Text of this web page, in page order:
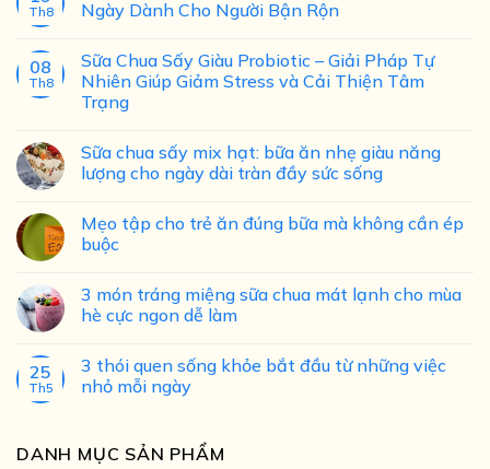
Th8
Ngày Dành Cho Người Bận Rộn
08
Th8
Sữa Chua Sấy Giàu Probiotic – Giải Pháp Tự
Nhiên Giúp Giảm Stress và Cải Thiện Tâm
Trạng
Sữa chua sấy mix hạt: bữa ăn nhẹ giàu năng
lượng cho ngày dài tràn đầy sức sống
Mẹo tập cho trẻ ăn đúng bữa mà không cần ép
buộc
3 món tráng miệng sữa chua mát lạnh cho mùa
hè cực ngon dễ làm
25
Th5
3 thói quen sống khỏe bắt đầu từ những việc
nhỏ mỗi ngày
DANH MỤC SẢN PHẨM